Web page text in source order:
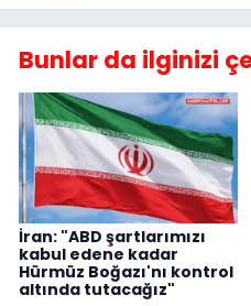
Bunlar da ilginizi
İran: "ABD şartlarımızı
kabul edene kadar
Hürmüz Boğazı'nı kontrol
altında tutacağız"